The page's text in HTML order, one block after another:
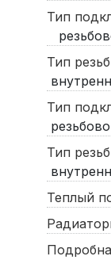
Тип
Тип
Тип
Тип
Теплый